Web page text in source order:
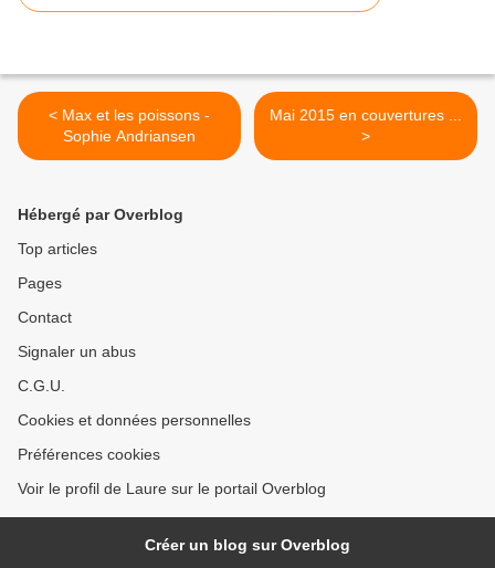
< Max et les poissons -
Sophie Andriansen
Mai 2015 en couvertures ...
>
Hébergé par Overblog
Top articles
Pages
Contact
Signaler un abus
C.G.U.
Cookies et données personnelles
Préférences cookies
Voir le profil de Laure sur le portail Overblog
Créer un blog sur Overblog